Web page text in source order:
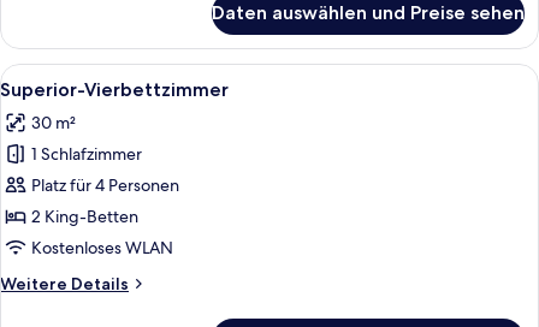
Zimmer,
Balkon
Daten auswählen und Preise sehen
Alle
Fotos
für
Superior-
Vierbettzimmer
anzeigen
Ein modernes Hotelzimmer mit
6
Superior-Vierbettzimmer
30 m²
1 Schlafzimmer
Platz für 4 Personen
2 King-Betten
Kostenloses WLAN
Weitere Details
Weitere